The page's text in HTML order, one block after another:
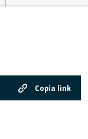
Copia link